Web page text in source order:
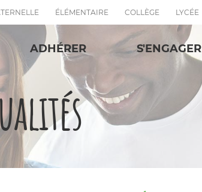
ÉLÉMENTAIRE COLLÈGE LYCÉE
ADHÉRER S'ENGAGER